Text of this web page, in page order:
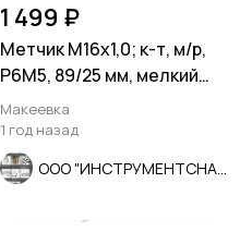
1 499 ₽
Метчик М16х1,0; к-т, м/р,
Р6М5, 89/25 мм, мелкий
шаг, шлиф, СССР.
Макеевка
1 год назад